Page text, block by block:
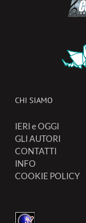
CHI SIAMO
IERI e OGGI
GLI AUTORI
CONTATTI
INFO
COOKIE POLICY